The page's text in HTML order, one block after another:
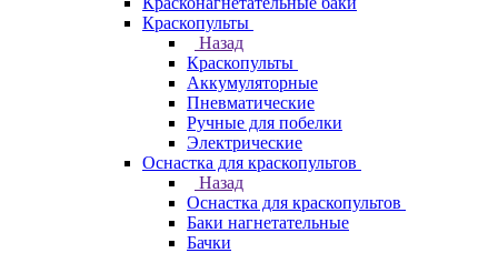
Краскопульты
Назад
Краскопульты
Аккумуляторные
Пневматические
Ручные для побелки
Электрические
Оснастка для краскопультов
Назад
Оснастка для краскопультов
Баки нагнетательные
Бачки